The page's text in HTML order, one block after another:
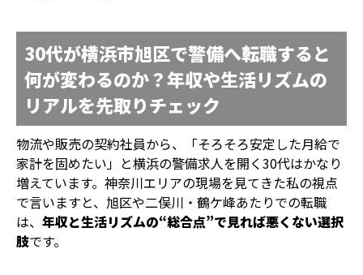
30代が横浜市旭区で警備へ転職すると
何が変わるのか？年収や生活リズムの
リアルを先取りチェック
物流や販売の契約社員から、「そろそろ安定した月給で
家計を固めたい」と横浜の警備求人を開く30代はかなり
増えています。神奈川エリアの現場を見てきた私の視点
で言いますと、旭区や二俣川・鶴ケ峰あたりでの転職
は、 年収と生活リズムの“総合点”で見れば悪くない選択
肢です。